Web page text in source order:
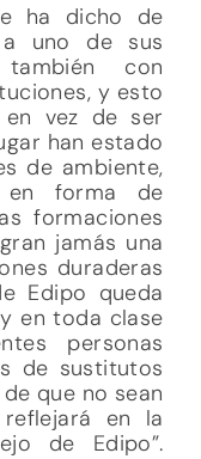
ha dicho de
uno de sus
con
y esto
vez de ser
han estado
de ambiente,
forma de
formaciones
jamás una
duraderas
Edipo queda
en toda clase
personas
de sustitutos
que no sean
en la
de Edipo”.